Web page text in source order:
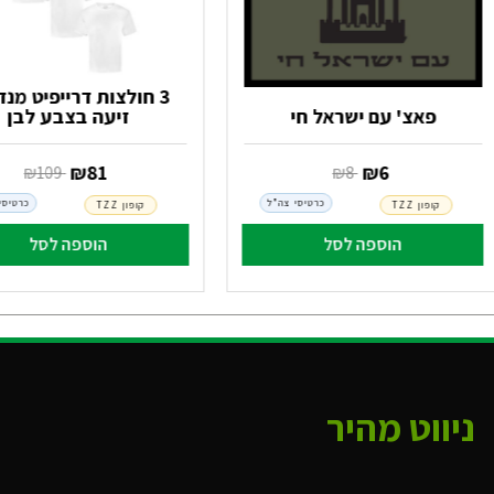
פאצ' עם ישראל חי
‏ ₪
8 6
הוספה לסל
כרטיסי צה"ל קופון TZZ
3 חולצות דרייפיט
זיעה בצבע לבן
‏ ₪
109 81
הוספה לסל
קופון TZZ
ניווט מהיר